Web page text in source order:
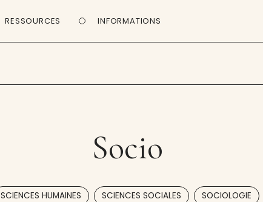
RESSOURCES INFORMATIONS
Socio
SCIENCES HUMAINES SCIENCES SOCIALES SOCIOLOGIE